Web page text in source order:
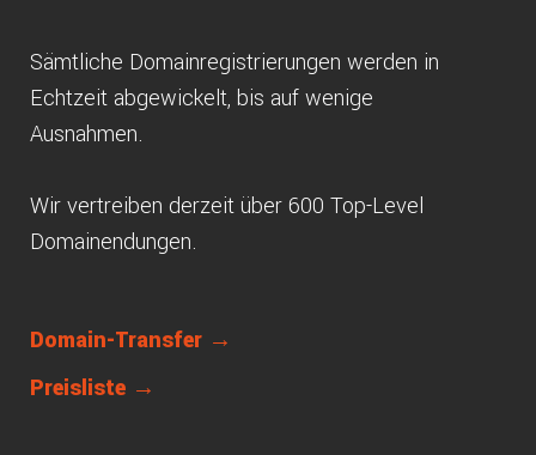
Sämtliche Domainregistrierungen werden in
Echtzeit abgewickelt, bis auf wenige
Ausnahmen.
Wir vertreiben derzeit über 600 Top-Level
Domainendungen.
Domain-Transfer →
Preisliste →